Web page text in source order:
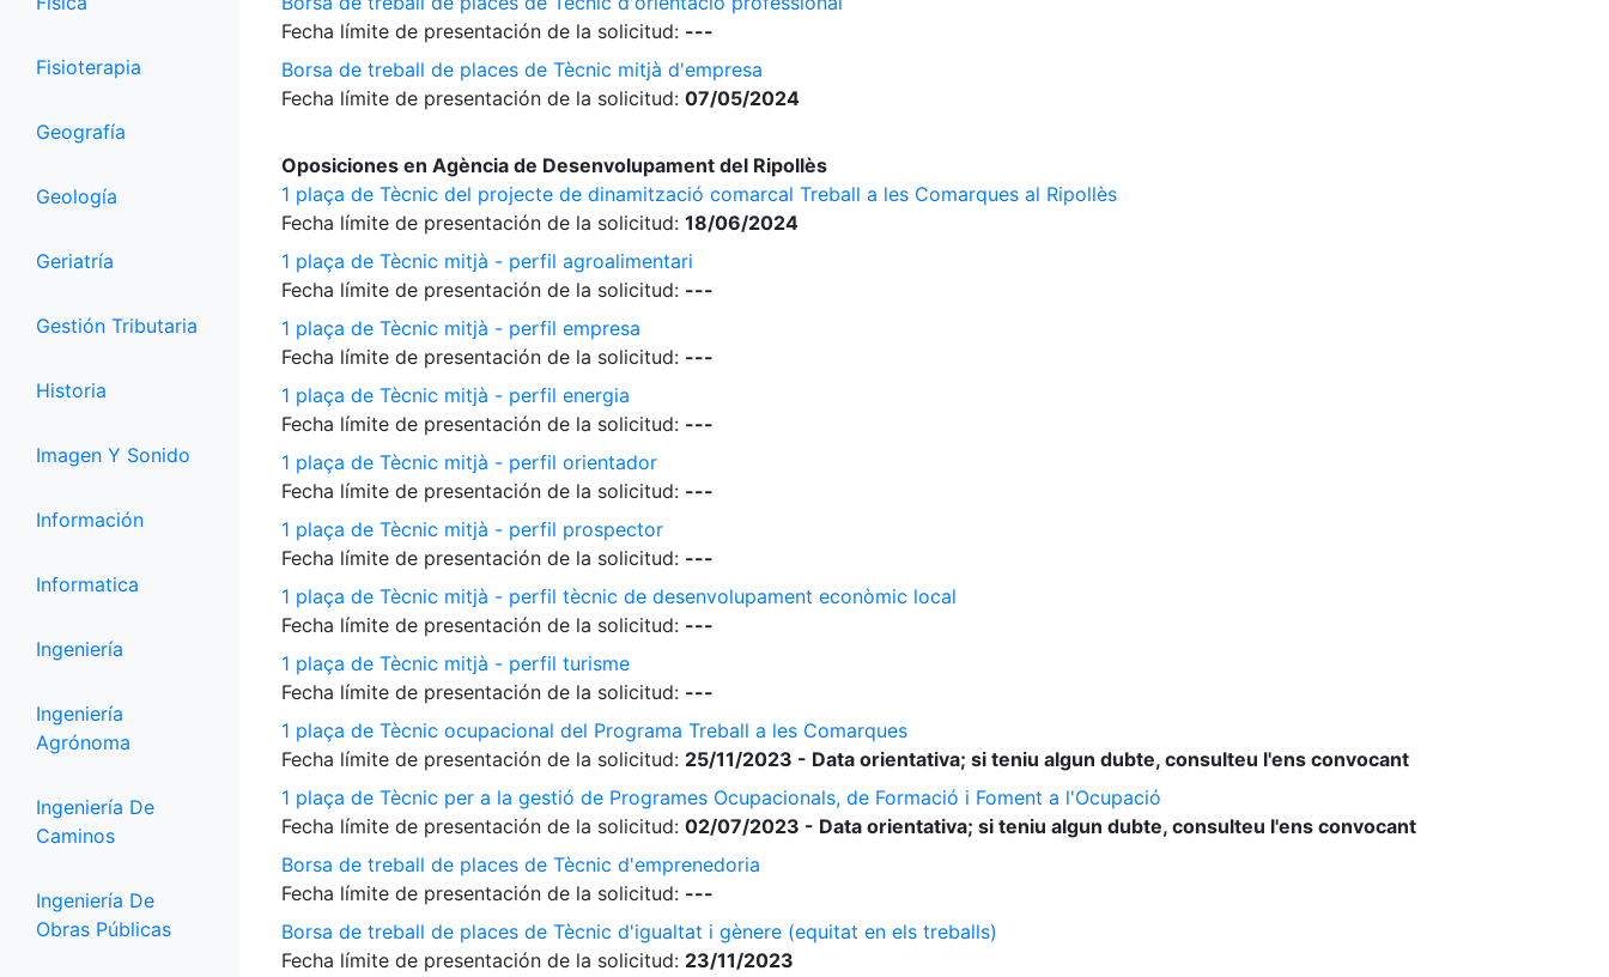
Fisioterapia
Geografía
Geología
Geriatría
Gestión Tributaria
Historia
Imagen Y Sonido
Información
Informatica
Ingeniería
Ingeniería
Agrónoma
Ingeniería De
Caminos
Ingeniería De
Obras Públicas
Fecha límite de presentación de la solicitud: ---
Borsa de treball de places de Tècnic mitjà d'empresa
Fecha límite de presentación de la solicitud: 07/05/2024
Oposiciones en Agència de Desenvolupament del Ripollès
1 plaça de Tècnic del projecte de dinamització comarcal Treball a les Comarques al Ripollès
Fecha límite de presentación de la solicitud: 18/06/2024
1 plaça de Tècnic mitjà - perfil agroalimentari
Fecha límite de presentación de la solicitud: ---
1 plaça de Tècnic mitjà - perfil empresa
Fecha límite de presentación de la solicitud: ---
1 plaça de Tècnic mitjà - perfil energia
Fecha límite de presentación de la solicitud: ---
1 plaça de Tècnic mitjà - perfil orientador
Fecha límite de presentación de la solicitud: ---
1 plaça de Tècnic mitjà - perfil prospector
Fecha límite de presentación de la solicitud: ---
1 plaça de Tècnic mitjà - perfil tècnic de desenvolupament econòmic local
Fecha límite de presentación de la solicitud: ---
1 plaça de Tècnic mitjà - perfil turisme
Fecha límite de presentación de la solicitud: ---
1 plaça de Tècnic ocupacional del Programa Treball a les Comarques
Fecha límite de presentación de la solicitud: 25/11/2023 - Data orientativa; si teniu algun dubte, consulteu l'ens convocant
1 plaça de Tècnic per a la gestió de Programes Ocupacionals, de Formació i Foment a l'Ocupació
Fecha límite de presentación de la solicitud: 02/07/2023 - Data orientativa; si teniu algun dubte, consulteu l'ens convocant
Borsa de treball de places de Tècnic d'emprenedoria
Fecha límite de presentación de la solicitud: ---
Borsa de treball de places de Tècnic d'igualtat i gènere (equitat en els treballs)
Fecha límite de presentación de la solicitud: 23/11/2023